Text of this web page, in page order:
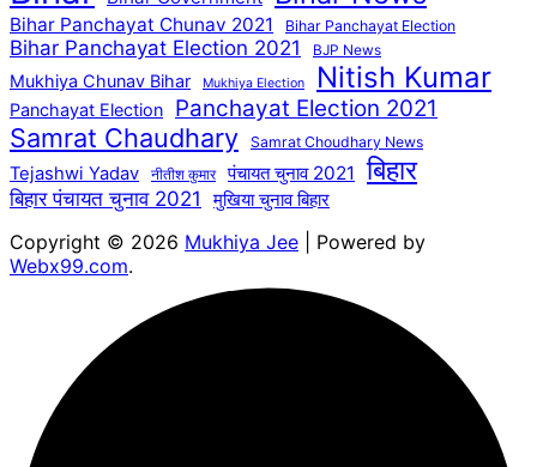
Bihar Panchayat Chunav 2021 Bihar Panchayat Election
Bihar Panchayat Election 2021 BJP News
Mukhiya Chunav Bihar Mukhiya Election Nitish Kumar
Panchayat Election Panchayat Election 2021
Samrat Chaudhary Samrat Choudhary News
Tejashwi Yadav नीतीश कुमार पंचायत चुनाव 2021 बिहार
बिहार पंचायत चुनाव 2021 मुखिया चुनाव बिहार
Copyright © 2026 Mukhiya Jee | Powered by
Webx99.com.